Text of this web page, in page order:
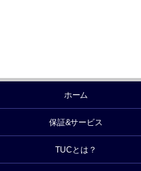
ホーム
保証&サービス
TUCとは？